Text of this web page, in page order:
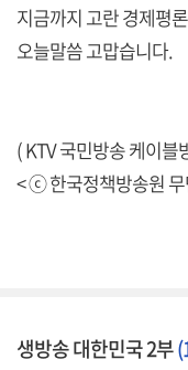
지금까지 고란 경제평
오늘말씀 고맙습니다.
( KTV 국민방송 케이블
< ⓒ 한국정책방송원
생방송 대한민국 2부